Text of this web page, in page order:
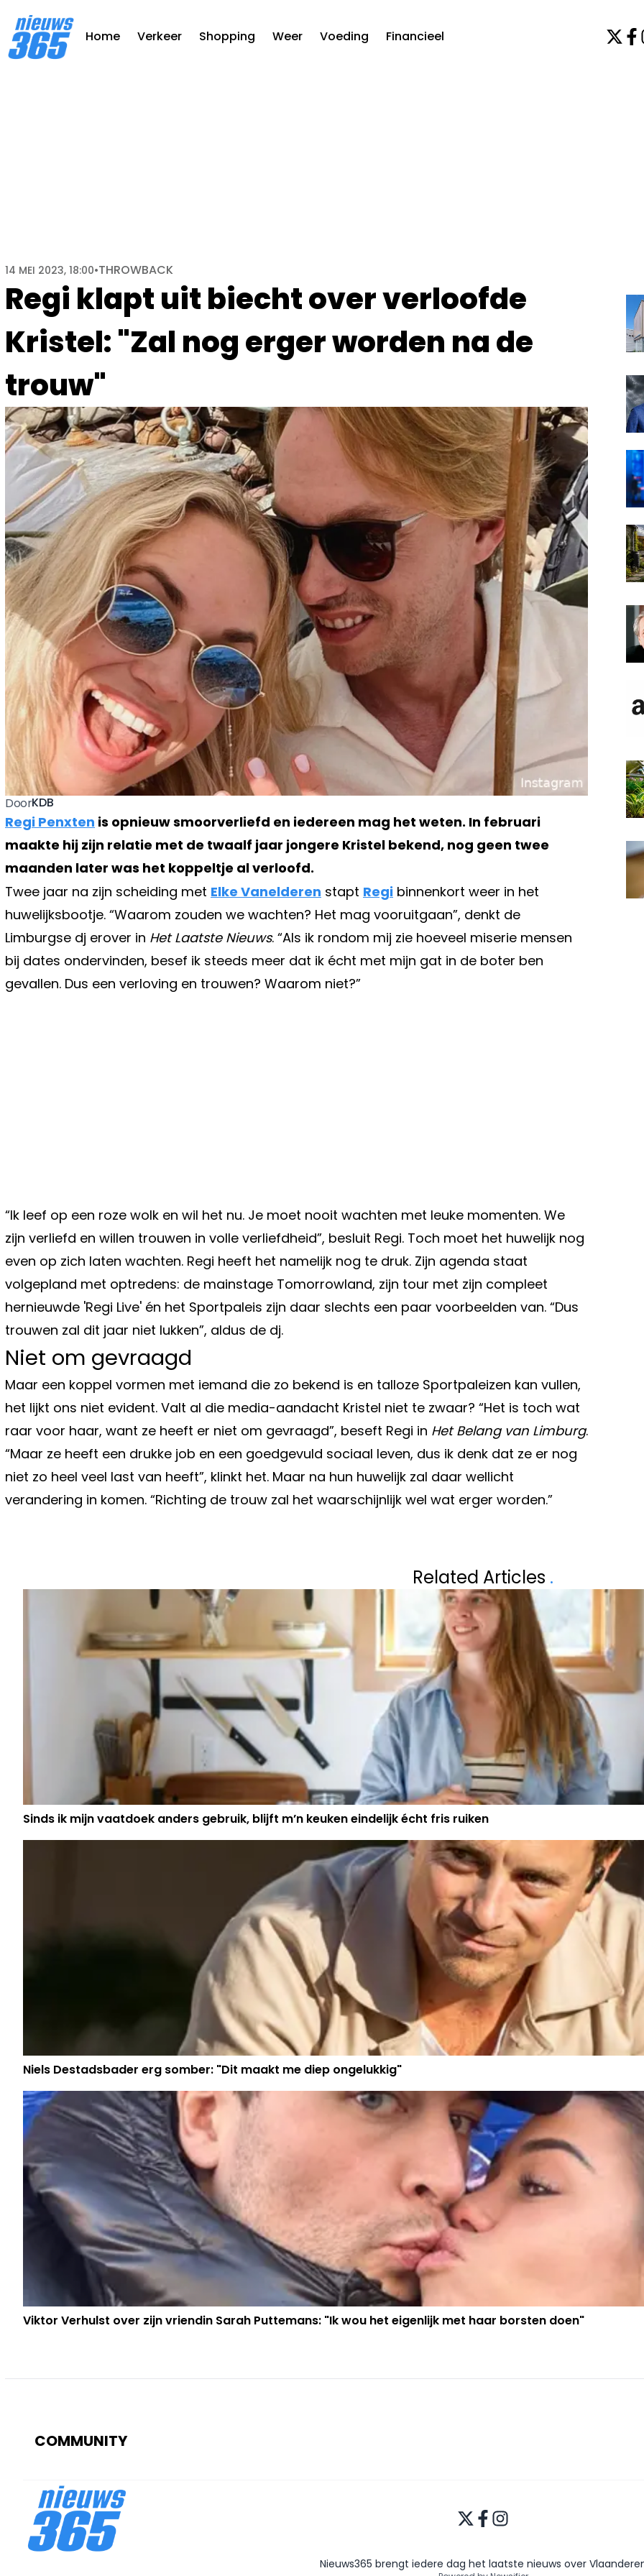
Home Verkeer Shopping Weer Voeding Financieel
Regi klapt uit biecht over verloofde
Kristel: "Zal nog erger worden na de
trouw"
14 MEI 2023, 18:00•THROWBACK
DoorKDB
Regi Penxten is opnieuw smoorverliefd en iedereen mag het weten. In februari
maakte hij zijn relatie met de twaalf jaar jongere Kristel bekend, nog geen twee
maanden later was het koppeltje al verloofd.
Twee jaar na zijn scheiding met Elke Vanelderen stapt Regi binnenkort weer in het
huwelijksbootje. “Waarom zouden we wachten? Het mag vooruitgaan”, denkt de
Limburgse dj erover in Het Laatste Nieuws. “Als ik rondom mij zie hoeveel miserie mensen
bij dates ondervinden, besef ik steeds meer dat ik écht met mijn gat in de boter ben
gevallen. Dus een verloving en trouwen? Waarom niet?”
“Ik leef op een roze wolk en wil het nu. Je moet nooit wachten met leuke momenten. We
zijn verliefd en willen trouwen in volle verliefdheid”, besluit Regi. Toch moet het huwelijk nog
even op zich laten wachten. Regi heeft het namelijk nog te druk. Zijn agenda staat
volgepland met optredens: de mainstage Tomorrowland, zijn tour met zijn compleet
hernieuwde 'Regi Live' én het Sportpaleis zijn daar slechts een paar voorbeelden van. “Dus
trouwen zal dit jaar niet lukken”, aldus de dj.
Niet om gevraagd
Maar een koppel vormen met iemand die zo bekend is en talloze Sportpaleizen kan vullen,
het lijkt ons niet evident. Valt al die media-aandacht Kristel niet te zwaar? “Het is toch wat
raar voor haar, want ze heeft er niet om gevraagd”, beseft Regi in Het Belang van Limburg.
“Maar ze heeft een drukke job en een goedgevuld sociaal leven, dus ik denk dat ze er nog
niet zo heel veel last van heeft”, klinkt het. Maar na hun huwelijk zal daar wellicht
verandering in komen. “Richting de trouw zal het waarschijnlijk wel wat erger worden.”
FOTO'S VAN HUN ROADTRIP IN DE VS: "LEUK!"
LOREDANA DE
BEKEND:
Related Articles .
Sinds ik mijn vaatdoek anders gebruik, blijft m’n keuken eindelijk écht fris ruiken
Niels Destadsbader erg somber: "Dit maakt me diep ongelukkig"
Viktor Verhulst over zijn vriendin Sarah Puttemans: "Ik wou het eigenlijk met haar borsten doen"
COMMUNITY
Nieuws365 brengt iedere dag het laatste nieuws over